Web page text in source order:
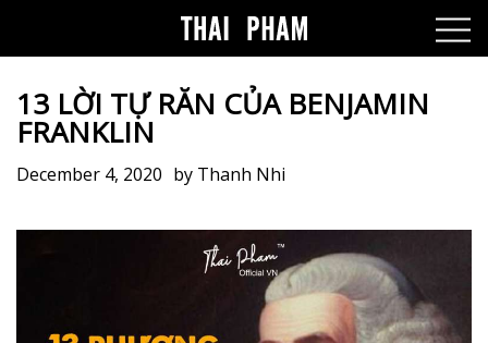
13 LỜI TỰ RĂN CỦA BENJAMIN
FRANKLIN
December 4, 2020 by Thanh Nhi